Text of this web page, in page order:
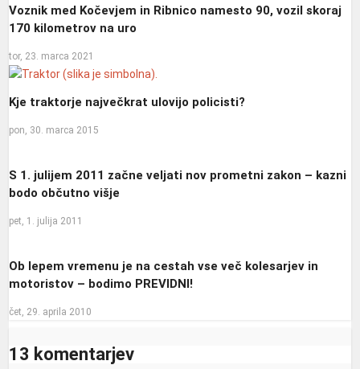
Voznik med Kočevjem in Ribnico namesto 90, vozil skoraj
170 kilometrov na uro
tor, 23. marca 2021
Kje traktorje največkrat ulovijo policisti?
pon, 30. marca 2015
S 1. julijem 2011 začne veljati nov prometni zakon – kazni
bodo občutno višje
pet, 1. julija 2011
Ob lepem vremenu je na cestah vse več kolesarjev in
motoristov – bodimo PREVIDNI!
čet, 29. aprila 2010
13 komentarjev